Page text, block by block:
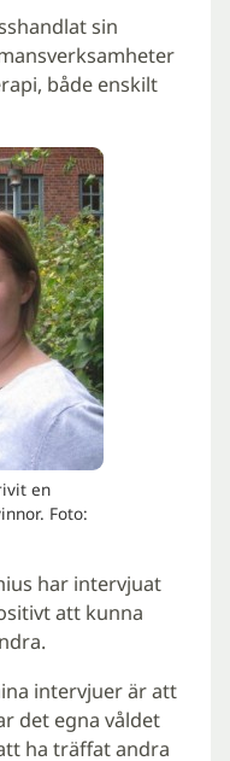
sin
både enskilt
en
Foto:
har intervjuat
att kunna
intervjuer är att
det egna våldet
ha träffat andra